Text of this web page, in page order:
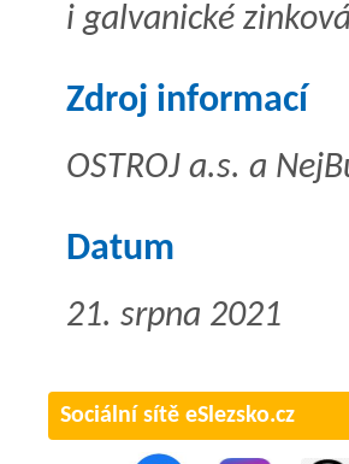
i galvanické
Zdroj informací
OSTROJ a.s. a
Datum
21. srpna 2021
Sociální sítě eSlezsko.cz